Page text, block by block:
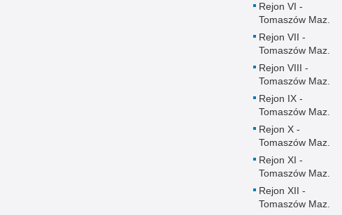
Rejon VI -
Tomaszów Maz.
Rejon VII -
Tomaszów Maz.
Rejon VIII -
Tomaszów Maz.
Rejon IX -
Tomaszów Maz.
Rejon X -
Tomaszów Maz.
Rejon XI -
Tomaszów Maz.
Rejon XII -
Tomaszów Maz.